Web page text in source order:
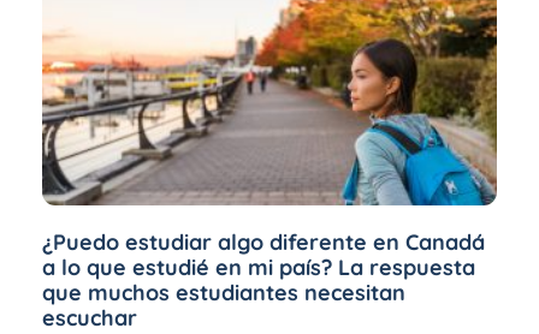
¿Puedo estudiar algo diferente en Canadá
a lo que estudié en mi país? La respuesta
que muchos estudiantes necesitan
escuchar